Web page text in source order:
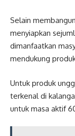
Selain
menyiapkan
dimanfaatkan
mendukung
Untuk produk
terkenal di
untuk masa aktif